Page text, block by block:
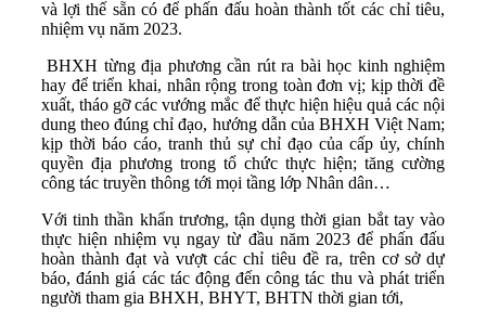
và lợi thế sẵn có để phấn đấu hoàn thành tốt các chỉ tiêu,
nhiệm vụ năm 2023.
BHXH từng địa phương cần rút ra bài học kinh nghiệm
hay để triển khai, nhân rộng trong toàn đơn vị; kịp thời đề
xuất, tháo gỡ các vướng mắc để thực hiện hiệu quả các nội
dung theo đúng chỉ đạo, hướng dẫn của BHXH Việt Nam;
kịp thời báo cáo, tranh thủ sự chỉ đạo của cấp ủy, chính
quyền địa phương trong tổ chức thực hiện; tăng cường
công tác truyền thông tới mọi tầng lớp Nhân dân…
Với tinh thần khẩn trương, tận dụng thời gian bắt tay vào
thực hiện nhiệm vụ ngay từ đầu năm 2023 để phấn đấu
hoàn thành đạt và vượt các chỉ tiêu đề ra, trên cơ sở dự
báo, đánh giá các tác động đến công tác thu và phát triển
người tham gia BHXH, BHYT, BHTN thời gian tới,